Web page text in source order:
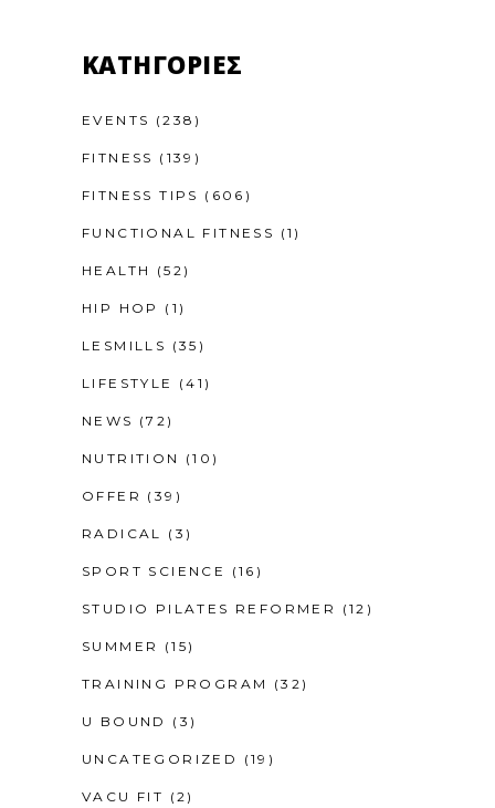
KΑΤΗΓΟΡΊΕΣ
EVENTS (238)
FITNESS (139)
FITNESS TIPS (606)
FUNCTIONAL FITNESS (1)
HEALTH (52)
HIP HOP (1)
LESMILLS (35)
LIFESTYLE (41)
NEWS (72)
NUTRITION (10)
OFFER (39)
RADICAL (3)
SPORT SCIENCE (16)
STUDIO PILATES REFORMER (12)
SUMMER (15)
TRAINING PROGRAM (32)
U BOUND (3)
UNCATEGORIZED (19)
VACU FIT (2)